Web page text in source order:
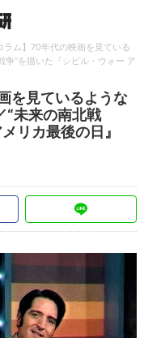
ラム】70年代の映画を見ている
争”を描いた『シビル・ウォー ア
を見ているような
“未来の南北戦
リカ最後の日』